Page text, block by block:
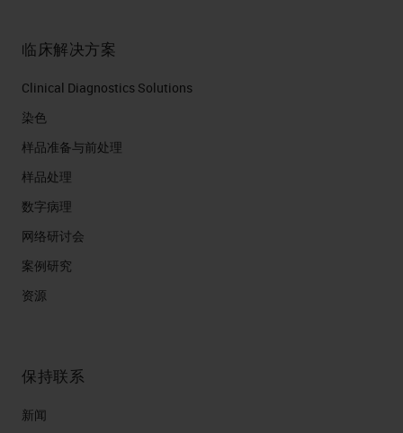
临床解决方案
Clinical Diagnostics Solutions
染色
样品准备与前处理
样品处理
数字病理
网络研讨会
案例研究
资源
保持联系
新闻